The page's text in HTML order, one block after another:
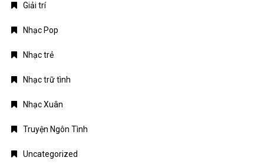
Giải trí
Nhạc Pop
Nhạc trẻ
Nhạc trữ tình
Nhạc Xuân
Truyện Ngôn Tình
Uncategorized